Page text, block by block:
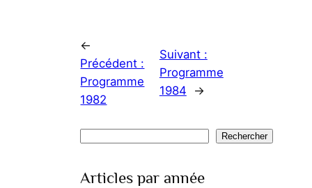
←
Précédent :
Programme
1982
Suivant :
Programme
1984
→
Rechercher
Articles par année